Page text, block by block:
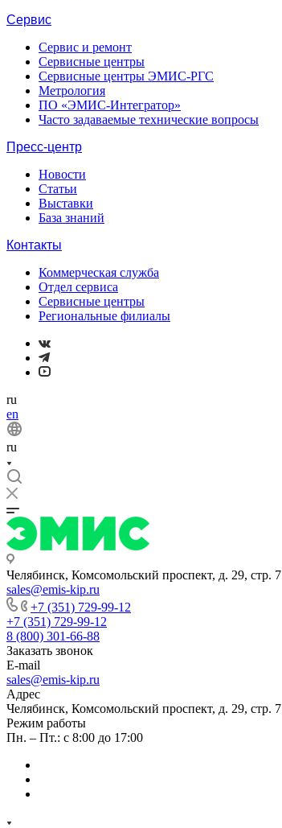
Сервис
Сервис и ремонт
Сервисные центры
Сервисные центры ЭМИС-РГС
Метрология
ПО «ЭМИС-Интегратор»
Часто задаваемые технические вопросы
Пресс-центр
Новости
Статьи
Выставки
База знаний
Контакты
Коммерческая служба
Отдел сервиса
Сервисные центры
Региональные филиалы
ru
en
ru
Челябинск, Комсомольский проспект, д. 29, стр. 7
sales@emis-kip.ru
+7 (351) 729-99-12
+7 (351) 729-99-12
8 (800) 301-66-88
Заказать звонок
E-mail
sales@emis-kip.ru
Адрес
Челябинск, Комсомольский проспект, д. 29, стр. 7
Режим работы
Пн. – Пт.: с 8:00 до 17:00